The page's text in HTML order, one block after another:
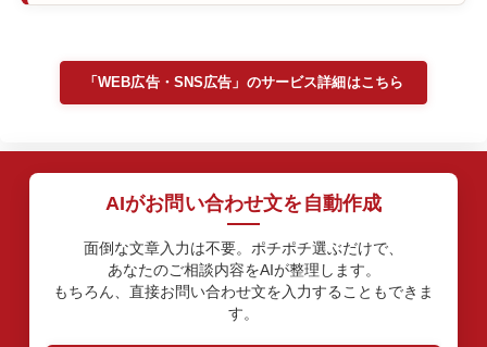
「WEB広告・SNS広告」のサービス詳細はこちら
AIがお問い合わせ文を自動作成
面倒な文章入力は不要。ポチポチ選ぶだけで、
あなたのご相談内容をAIが整理します。
もちろん、直接お問い合わせ文を入力することもできま
す。